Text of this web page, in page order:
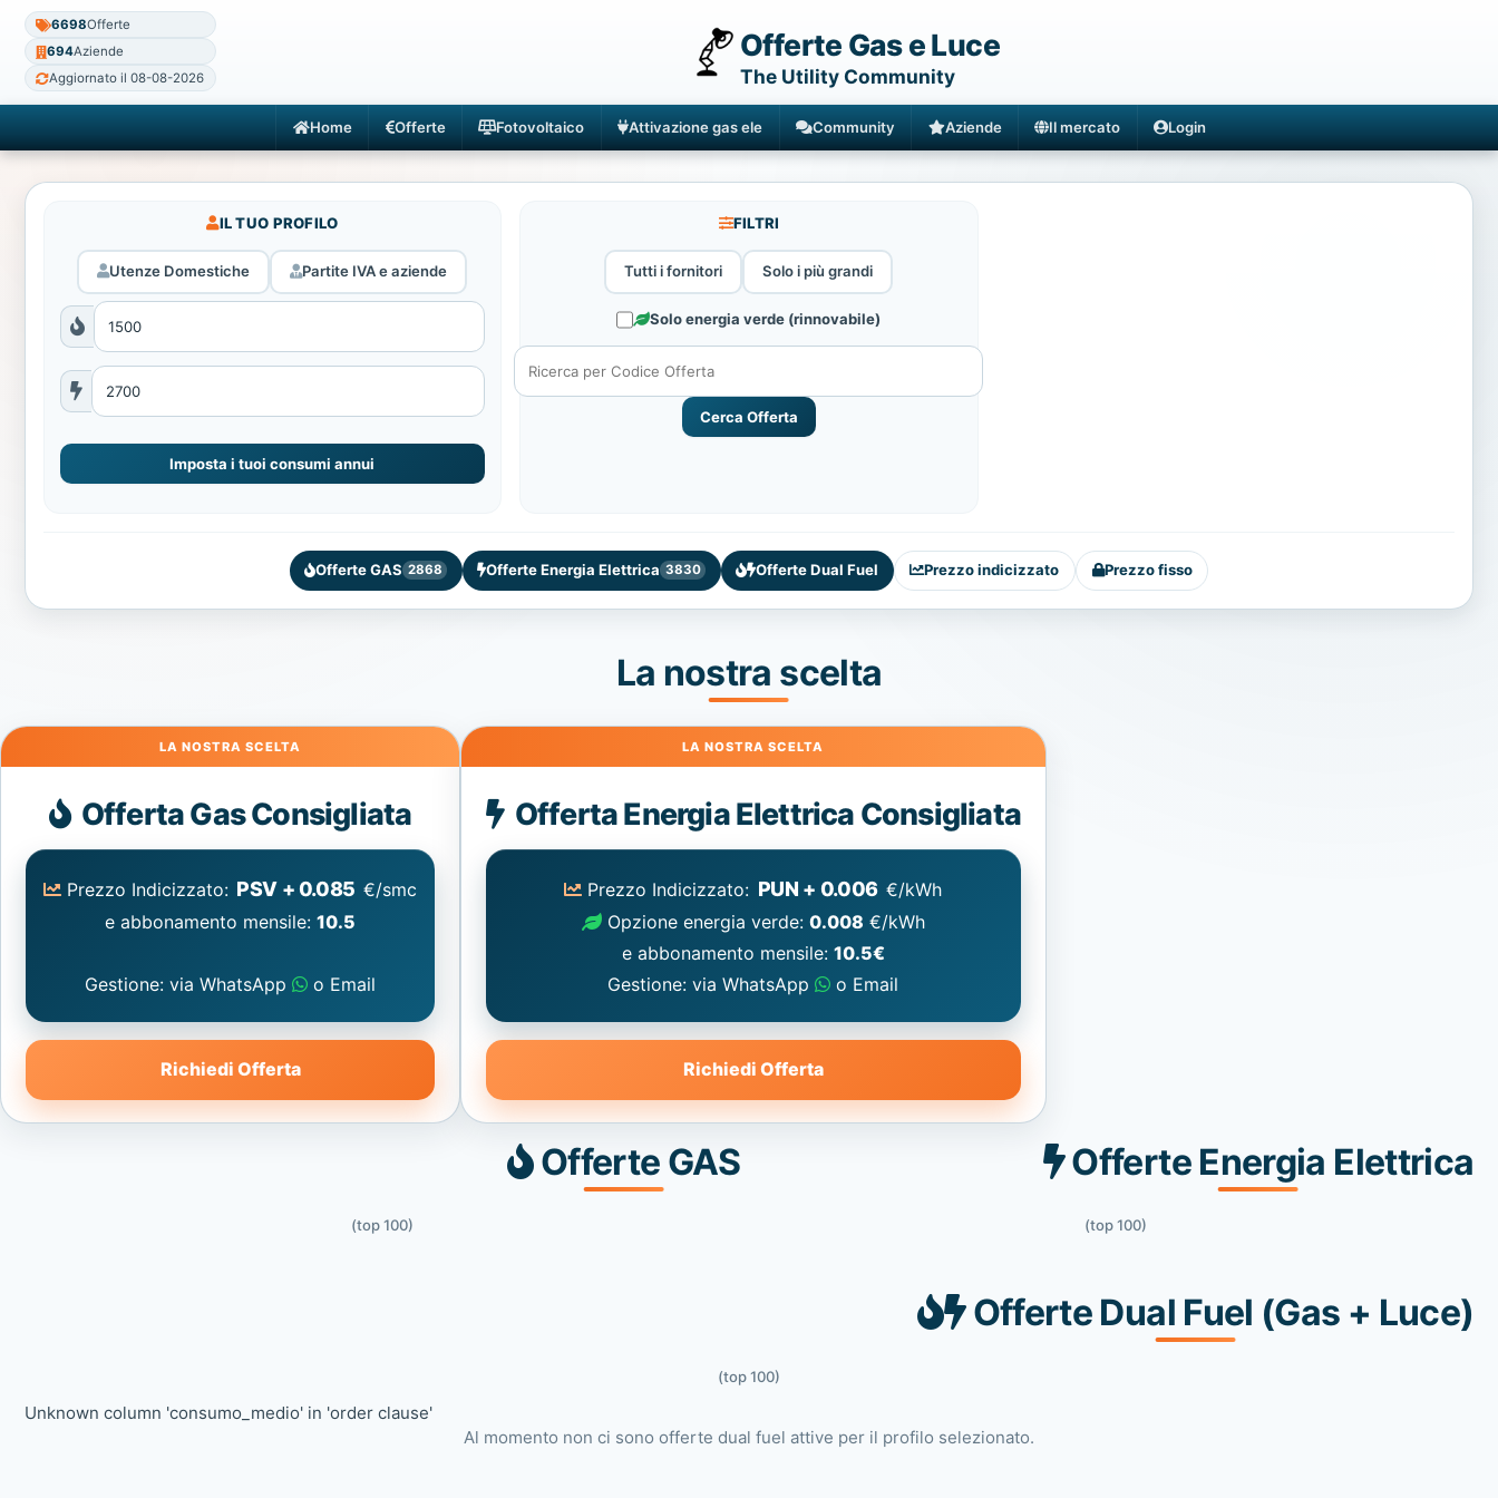
6698Offerte
694Aziende
Aggiornato il 08-08-2026
Offerte Gas e Luce
The Utility Community
Home Offerte Fotovoltaico Attivazione gas ele Community Aziende Il mercato Login
IL TUO PROFILO
Utenze Domestiche Partite IVA e aziende
Imposta i tuoi consumi annui
FILTRI
Tutti i fornitori Solo i più grandi
Solo energia verde (rinnovabile)
Cerca Offerta
Offerte GAS 2868 Offerte Energia Elettrica 3830 Offerte Dual Fuel Prezzo indicizzato Prezzo fisso
La nostra scelta
Gas
Offerta Gas Consigliata
Prezzo Indicizzato: PSV + 0.085 €/smc
e abbonamento mensile:10.5
Gestione: via WhatsApp o Email
Richiedi Offerta
Energia
Elettrica
consigliata
Offerta Energia Elettrica Consigliata
Prezzo Indicizzato: PUN + 0.006 €/kWh
Opzione energia verde: 0.008 €/kWh
e abbonamento mensile: 10.5€
Gestione: via WhatsApp
o Email
Richiedi Offerta
Offerte GAS
(top 100)
Offerte Energia Elettrica
(top 100)
Offerte Dual Fuel (Gas + Luce)
(top 100)
Unknown column 'consumo_medio' in 'order clause'
Al momento non ci sono offerte dual fuel attive per il profilo selezionato.